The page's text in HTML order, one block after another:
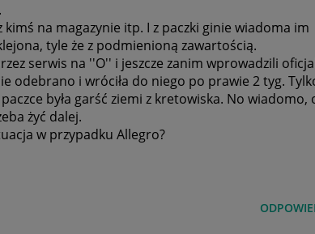
na magazynie itp. I z paczki ginie wiadoma im
tyle że z podmienioną zawartością.
serwis na ''O'' i jeszcze zanim wprowadzili
odebrano i wróciła do niego po prawie 2 tyg.
była garść ziemi z kretowiska. No wiadomo,
żyć dalej.
w przypadku Allegro?